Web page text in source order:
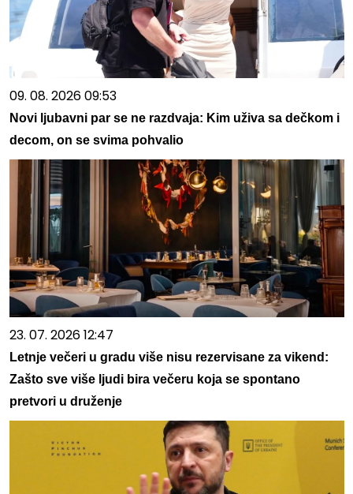
09. 08. 2026 09:53
Novi ljubavni par se ne razdvaja: Kim uživa sa dečkom i
decom, on se svima pohvalio
23. 07. 2026 12:47
Letnje večeri u gradu više nisu rezervisane za vikend:
Zašto sve više ljudi bira večeru koja se spontano
pretvori u druženje